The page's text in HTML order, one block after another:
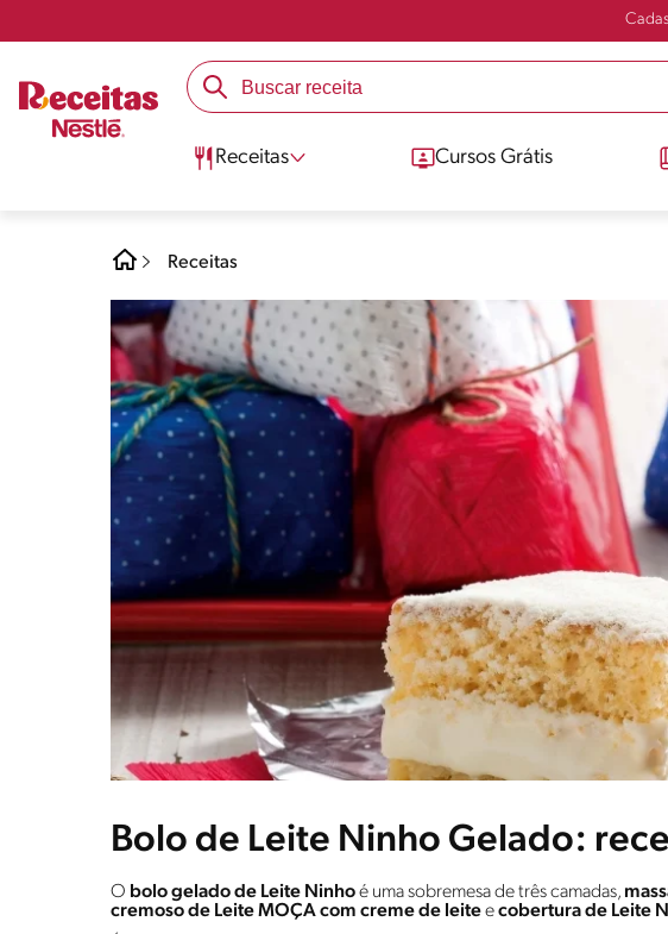
Receitas Cursos Grátis
Receitas
Bolo de Leite Ninho Gelado:
O bolo gelado de Leite Ninhoé uma sobremesa de três camadas,
cremoso de Leite MOÇA com creme de leiteecobertura de Leite